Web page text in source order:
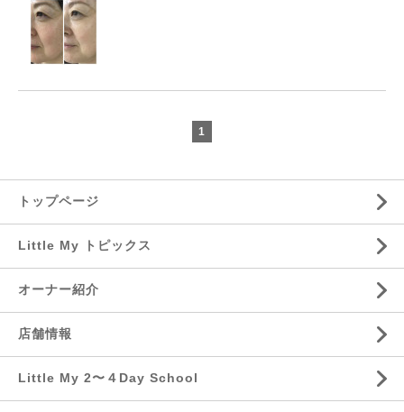
1
トップページ
Little My トピックス
オーナー紹介
店舗情報
Little My 2〜４Day School